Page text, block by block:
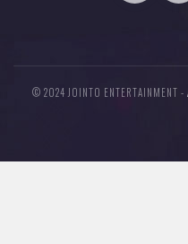
© 2024 JOINTO ENTERTAINMENT -